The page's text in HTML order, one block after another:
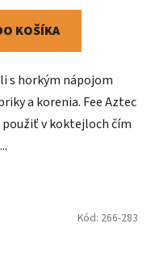
KOŠÍKA
s horkým nápojom
a korenia. Fee Aztec
v koktejloch čím
Kód: 266-283